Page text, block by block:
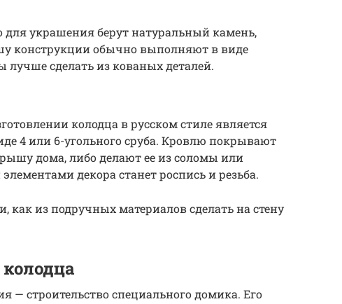
украшения берут натуральный камень,
конструкции обычно выполняют в виде
лучше сделать из кованых деталей.
колодца в русском стиле является
4 или 6-угольного сруба. Кровлю покрывают
дома, либо делают ее из соломы или
декора станет роспись и резьба.
из подручных материалов сделать на стену
— строительство специального домика. Его